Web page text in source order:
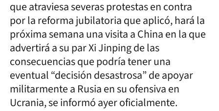
que atraviesa severas protestas en contra
por la reforma jubilatoria que aplicó, hará la
próxima semana una visita a China en la que
advertirá a su par Xi Jinping de las
consecuencias que podría tener una
eventual “decisión desastrosa” de apoyar
militarmente a Rusia en su ofensiva en
Ucrania, se informó ayer oficialmente.